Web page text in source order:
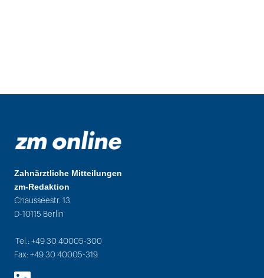
Zahnärztliche Mitteilungen
zm-Redaktion
Chausseestr. 13
D-10115 Berlin
Tel.: +49 30 40005-300
Fax: +49 30 40005-319